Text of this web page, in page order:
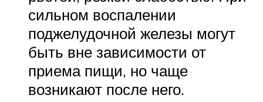
сильном воспалении
поджелудочной железы могут
быть вне зависимости от
приема пищи, но чаще
возникают после него.